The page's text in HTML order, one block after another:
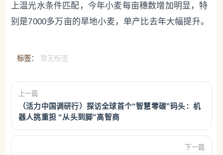
上温光水条件匹配，今年小麦每亩穗数增加明显，特
别是7000多万亩的旱地小麦，单产比去年大幅提升。
标签： 暂无标签
上一篇
（活力中国调研行）探访全球首个“智慧零碳”码头：机
器人挑重担 “从头到脚”高智商
下一篇